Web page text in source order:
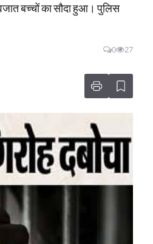
बच्चों का सौदा हुआ। पुलिस
0 27